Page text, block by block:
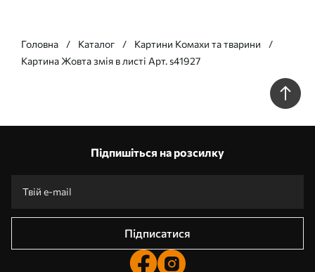
Головна Каталог
Картини Комахи та тварини
Картина Жовта змія в листі Арт. s41927
Підпишіться на розсилку
Підписатися